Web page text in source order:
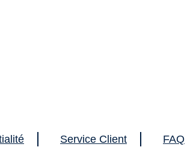
Service Client FAQ